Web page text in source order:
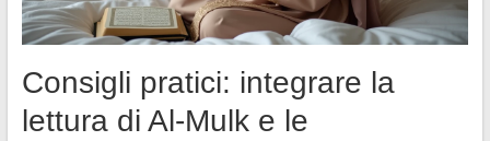
Consigli pratici: integrare la
lettura di Al-Mulk e le